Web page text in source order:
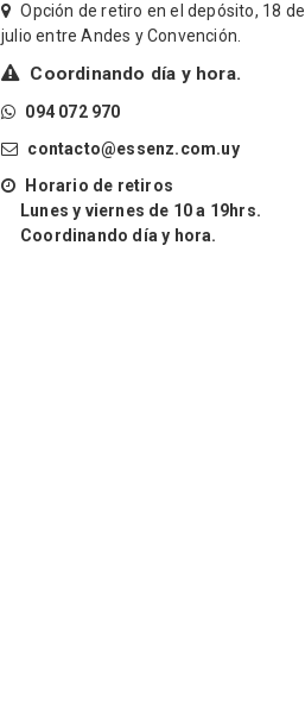
Opción de retiro en el depósito, 18 de
julio entre Andes y Convención.
Coordinando día y hora.
094 072 970
contacto@essenz.com.uy
Horario de retiros
Lunes y viernes de 10 a 19hrs.
Coordinando día y hora.